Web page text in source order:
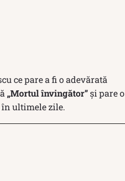
ce pare a fi o adevărată
„Mortul învingător” și pare o
în ultimele zile.